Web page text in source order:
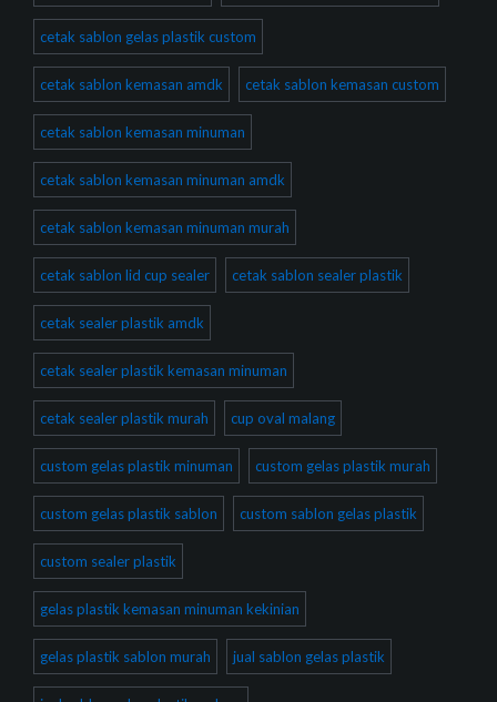
cetak sablon gelas plastik custom
cetak sablon kemasan amdk cetak sablon kemasan custom
cetak sablon kemasan minuman
cetak sablon kemasan minuman amdk
cetak sablon kemasan minuman murah
cetak sablon lid cup sealer cetak sablon sealer plastik
cetak sealer plastik amdk
cetak sealer plastik kemasan minuman
cetak sealer plastik murah cup oval malang
custom gelas plastik minuman custom gelas plastik murah
custom gelas plastik sablon custom sablon gelas plastik
custom sealer plastik
gelas plastik kemasan minuman kekinian
gelas plastik sablon murah jual sablon gelas plastik